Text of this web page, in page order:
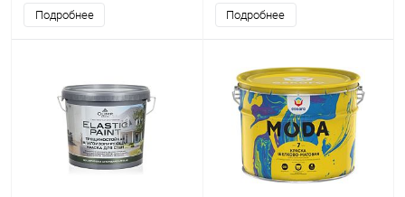
Подробнее Подробнее